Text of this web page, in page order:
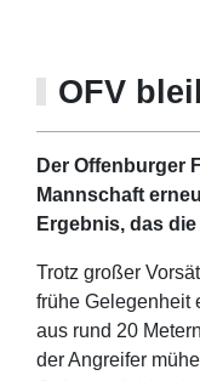
OFV
Der Offenburger
Mannschaft
Ergebnis, das
Trotz großer
frühe Gelegenheit
aus rund 20
der Angreifer